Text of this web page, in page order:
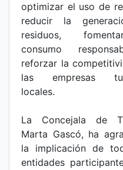
optimizar el uso de
reducir la
residuos,
consumo
reforzar la
las empresas
locales.
La Concejala de
Marta Gascó, ha
la implicación de
entidades